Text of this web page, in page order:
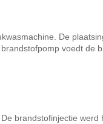
De
voedt de
brandstofinjectie werd